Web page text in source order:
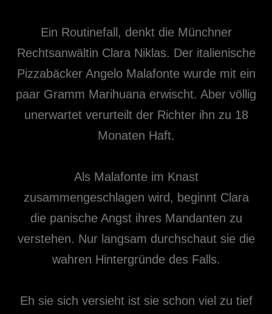
Ein Routinefall, denkt die Münchner
Rechtsanwältin Clara Niklas. Der italienische
Pizzabäcker Angelo Malafonte wurde mit ein
paar Gramm Marihuana erwischt. Aber völlig
unerwartet verurteilt der Richter ihn zu 18
Monaten Haft.
Als Malafonte im Knast
zusammengeschlagen wird, beginnt Clara
die panische Angst ihres Mandanten zu
verstehen. Nur langsam durchschaut sie die
wahren Hintergründe des Falls.
Eh sie sich versieht ist sie schon viel zu tief